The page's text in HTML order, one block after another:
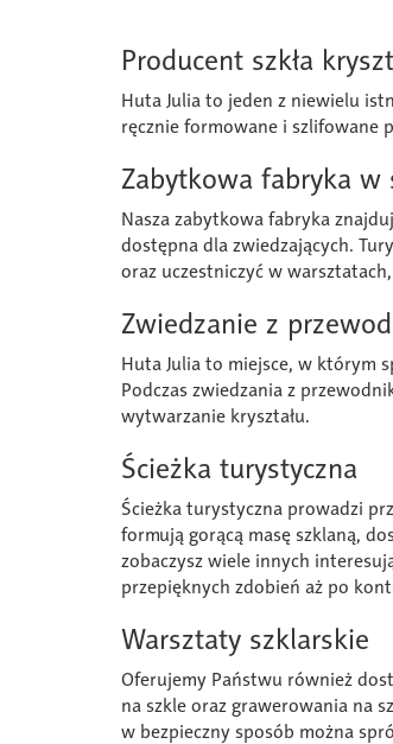
Producent szkła
Huta Julia to jeden z niewielu
ręcznie formowane i szlifowane
Zabytkowa fabryka w
Nasza zabytkowa fabryka
dostępna dla zwiedzających.
oraz uczestniczyć w
Zwiedzanie z
Huta Julia to miejsce, w którym
Podczas zwiedzania z
wytwarzanie kryształu.
Ścieżka turystyczna
Ścieżka turystyczna prowadzi
formują gorącą masę szklaną,
zobaczysz wiele innych
przepięknych zdobień aż po
Warsztaty szklarskie
Oferujemy Państwu również
na szkle oraz grawerowania na
w bezpieczny sposób można